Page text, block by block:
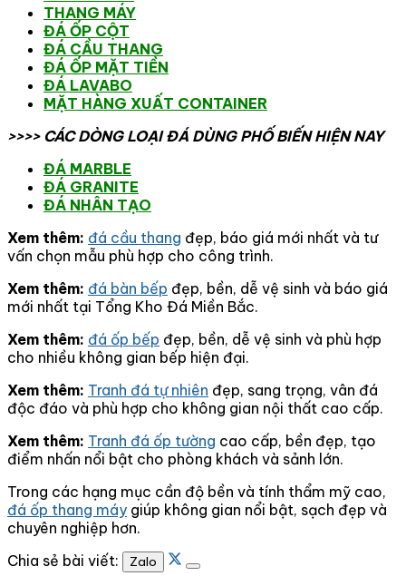
THANG MÁY
ĐÁ ỐP CỘT
ĐÁ CẦU THANG
ĐÁ ỐP MẶT TIỀN
ĐÁ LAVABO
MẶT HÀNG XUẤT CONTAINER
>>>> CÁC DÒNG LOẠI ĐÁ DÙNG PHỐ BIẾN HIỆN NAY
ĐÁ MARBLE
ĐÁ GRANITE
ĐÁ NHÂN TẠO
Xem thêm: đá cầu thang đẹp, báo giá mới nhất và tư
vấn chọn mẫu phù hợp cho công trình.
Xem thêm: đá bàn bếp đẹp, bền, dễ vệ sinh và báo giá
mới nhất tại Tổng Kho Đá Miền Bắc.
Xem thêm: đá ốp bếp đẹp, bền, dễ vệ sinh và phù hợp
cho nhiều không gian bếp hiện đại.
Xem thêm: Tranh đá tự nhiên đẹp, sang trọng, vân đá
độc đáo và phù hợp cho không gian nội thất cao cấp.
Xem thêm: Tranh đá ốp tường cao cấp, bền đẹp, tạo
điểm nhấn nổi bật cho phòng khách và sảnh lớn.
Trong các hạng mục cần độ bền và tính thẩm mỹ cao,
đá ốp thang máy giúp không gian nổi bật, sạch đẹp và
chuyên nghiệp hơn.
Chia sẻ bài viết:
Zalo